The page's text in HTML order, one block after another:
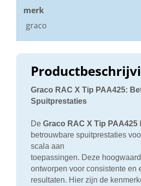
Graco RAC X Tip PAA425:
Spuitprestaties
De Graco RAC X Tip PAA425
betrouwbare spuitprestaties
scala aan
toepassingen. Deze
ontworpen voor consistente en
resultaten. Hier zijn de
merk
graco